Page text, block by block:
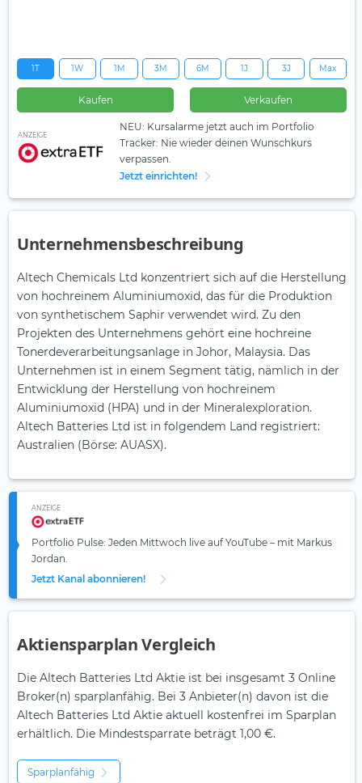
1T 1W 1M 3M 6M 1J 3J Max
Kaufen Verkaufen
ANZEIGE
NEU: Kursalarme jetzt auch im Portfolio
Tracker: Nie wieder deinen Wunschkurs
verpassen.
Jetzt einrichten!
Unternehmensbeschreibung
Altech Chemicals Ltd konzentriert sich auf die Herstellung
von hochreinem Aluminiumoxid, das für die Produktion
von synthetischem Saphir verwendet wird. Zu den
Projekten des Unternehmens gehört eine hochreine
Tonerdeverarbeitungsanlage in Johor, Malaysia. Das
Unternehmen ist in einem Segment tätig, nämlich in der
Entwicklung der Herstellung von hochreinem
Aluminiumoxid (HPA) und in der Mineralexploration.
Altech Batteries Ltd ist in folgendem Land registriert:
Australien (Börse: AUASX).
ANZEIGE
Portfolio Pulse: Jeden Mittwoch live auf YouTube – mit Markus
Jordan.
Jetzt Kanal abonnieren!
Aktiensparplan Vergleich
Die Altech Batteries Ltd Aktie ist bei insgesamt 3 Online
Broker(n) sparplanfähig. Bei 3 Anbieter(n) davon ist die
Altech Batteries Ltd Aktie aktuell kostenfrei im Sparplan
erhältlich. Die Mindestsparrate beträgt 1,00 €.
Sparplanfähig